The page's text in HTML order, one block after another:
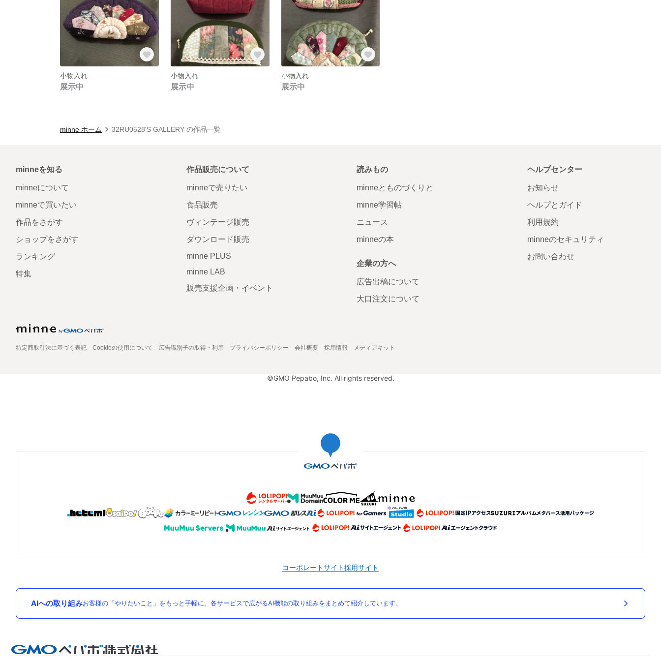
小物入れ
展示中
小物入れ
展示中
小物入れ
展示中
minne ホーム 32RU0528'S GALLERY の作品一覧
minneを知る
minneについて
minneで買いたい
作品をさがす
ショップをさがす
ランキング
特集
作品販売について
minneで売りたい
食品販売
ヴィンテージ販売
ダウンロード販売
minne PLUS
minne LAB
販売支援企画・イベント
読みもの
minneとものづくりと
minne学習帖
ニュース
minneの本
企業の方へ
広告出稿について
大口注文について
ヘルプセンター
お知らせ
ヘルプとガイド
利用規約
minneのセキュリティ
お問い合わせ
特定商取引法に基づく表記 Cookieの使用について 広告識別子の取得・利用 プライバシーポリシー 会社概要 採用情報 メディアキット
©GMO Pepabo, Inc. All rights reserved.
コーポレートサイト採用サイト
AIへの取り組みお客様の「やりたいこと」をもっと手軽に。各サービスで広がるAI機能の取り組みをまとめて紹介しています。